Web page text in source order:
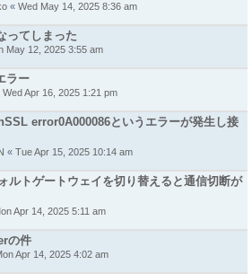
« Wed May 14, 2025 8:36 am
ってしまった
May 12, 2025 3:55 am
ラー
Wed Apr 16, 2025 1:21 pm
error0A000086というエラーが発生し接
« Tue Apr 15, 2025 10:14 am
ルトゲートウェイを切り替えると通信切断が
Apr 14, 2025 5:11 am
の件
Apr 14, 2025 4:02 am